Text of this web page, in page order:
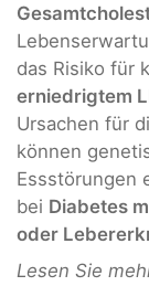
das Risiko für
erniedrigtem
Ursachen für
können
Essstörungen
bei Diabetes
oder
Lesen Sie